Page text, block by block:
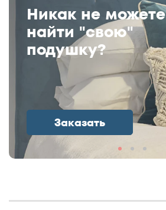
Никак не можете
найти "свою"
подушку?
Заказать